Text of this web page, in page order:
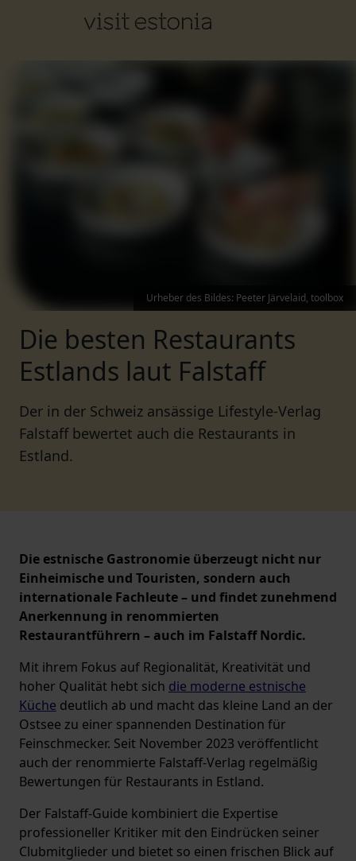
Urheber des Bildes: Peeter Järvelaid, toolbox
Die besten Restaurants
Estlands laut Falstaff
Der in der Schweiz ansässige Lifestyle-Verlag
Falstaff bewertet auch die Restaurants in
Estland.
Die estnische Gastronomie überzeugt nicht nur
Einheimische und Touristen, sondern auch
internationale Fachleute – und findet zunehmend
Anerkennung in renommierten
Restaurantführern – auch im Falstaff Nordic.
Mit ihrem Fokus auf Regionalität, Kreativität und
hoher Qualität hebt sich die moderne estnische
Küche deutlich ab und macht das kleine Land an der
Ostsee zu einer spannenden Destination für
Feinschmecker. Seit November 2023 veröffentlicht
auch der renommierte Falstaff-Verlag regelmäßig
Bewertungen für Restaurants in Estland.
Der Falstaff-Guide kombiniert die Expertise
professioneller Kritiker mit den Eindrücken seiner
Clubmitglieder und bietet so einen frischen Blick auf